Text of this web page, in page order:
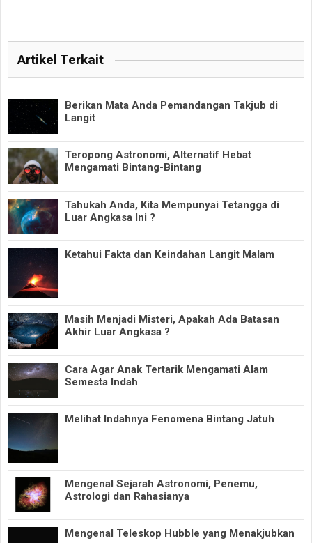
Artikel Terkait
Berikan Mata Anda Pemandangan Takjub di
Langit
Teropong Astronomi, Alternatif Hebat
Mengamati Bintang-Bintang
Tahukah Anda, Kita Mempunyai Tetangga di
Luar Angkasa Ini ?
Ketahui Fakta dan Keindahan Langit Malam
Masih Menjadi Misteri, Apakah Ada Batasan
Akhir Luar Angkasa ?
Cara Agar Anak Tertarik Mengamati Alam
Semesta Indah
Melihat Indahnya Fenomena Bintang Jatuh
Mengenal Sejarah Astronomi, Penemu,
Astrologi dan Rahasianya
Mengenal Teleskop Hubble yang Menakjubkan